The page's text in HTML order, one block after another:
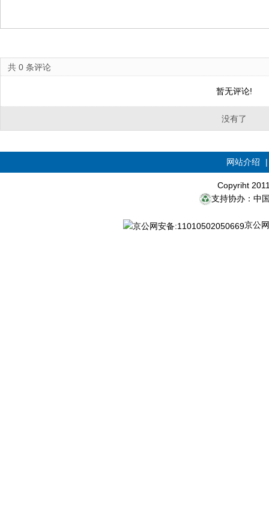
共 0 条评论
暂无评论!
没有了
网站介绍
Copyriht
支持协办：中
京公